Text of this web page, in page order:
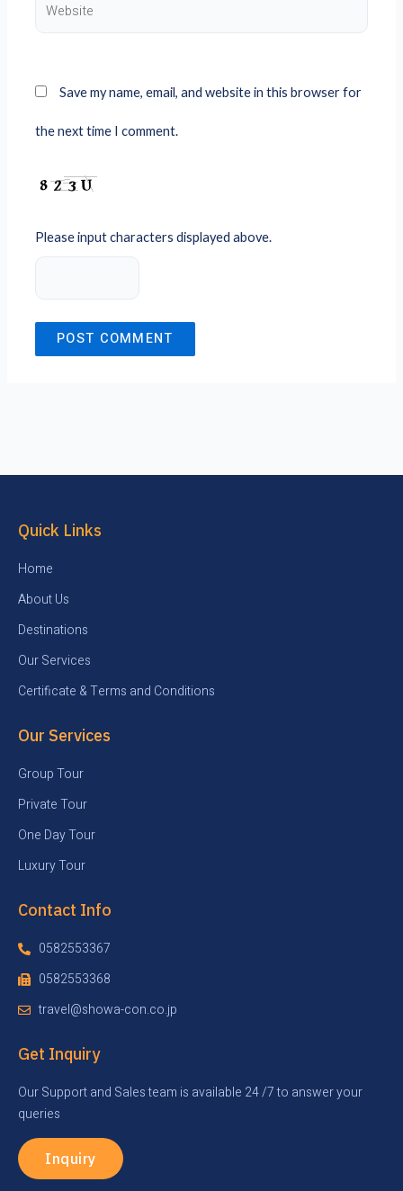
Website
Save my name, email, and website in this browser for
the next time I comment.
Please input characters displayed above.
Quick Links
Home
About Us
Destinations
Our Services
Certificate & Terms and Conditions
Our Services
Group Tour
Private Tour
One Day Tour
Luxury Tour
Contact Info
0582553367
0582553368
travel@showa-con.co.jp
Get Inquiry
Our Support and Sales team is available 24 /7 to answer your
queries
Inquiry